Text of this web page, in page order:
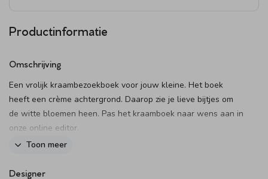
Productinformatie
Omschrijving
Een vrolijk kraambezoekboek voor jouw kleine. Het boek
heeft een crème achtergrond. Daarop zie je lieve bijtjes om
de witte bloemen heen. Pas het kraamboek naar wens aan in
onze online editor.
- Formaat: 25 x 25 cm
Toon meer
Designer